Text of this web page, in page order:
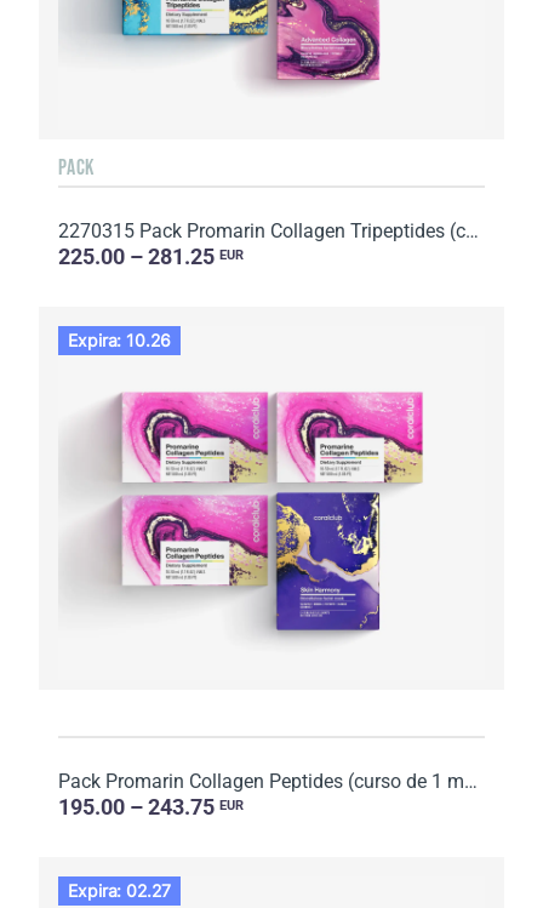
PACK
2270315 Pack Promarin Collagen Tripeptides (curso de 1 mes) y mascarillas faciales de biocelulosa Ad...
225.00 – 281.25 EUR
Expira: 10.26
Pack Promarin Collagen Peptides (curso de 1 mes) y mascarillas faciales de biocelulosa Skin Harmony ...
195.00 – 243.75 EUR
Expira: 02.27